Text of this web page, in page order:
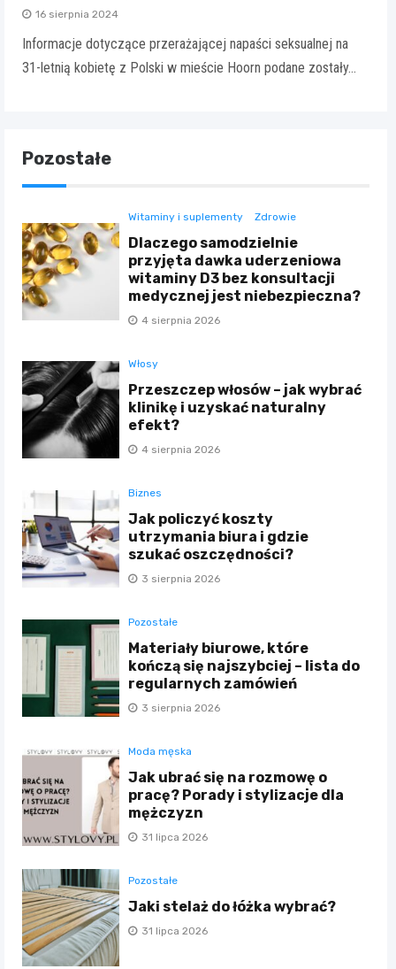
16 sierpnia 2024
Informacje dotyczące przerażającej napaści seksualnej na
31-letnią kobietę z Polski w mieście Hoorn podane zostały…
Pozostałe
Witaminy i suplementy Zdrowie
Dlaczego samodzielnie
przyjęta dawka uderzeniowa
witaminy D3 bez konsultacji
medycznej jest niebezpieczna?
4 sierpnia 2026
Włosy
Przeszczep włosów – jak wybrać
klinikę i uzyskać naturalny
efekt?
4 sierpnia 2026
Biznes
Jak policzyć koszty
utrzymania biura i gdzie
szukać oszczędności?
3 sierpnia 2026
Pozostałe
Materiały biurowe, które
kończą się najszybciej – lista do
regularnych zamówień
3 sierpnia 2026
Moda męska
Jak ubrać się na rozmowę o
pracę? Porady i stylizacje dla
mężczyzn
31 lipca 2026
Pozostałe
Jaki stelaż do łóżka wybrać?
31 lipca 2026